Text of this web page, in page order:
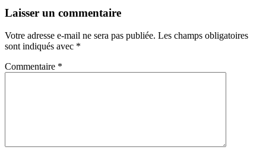
Laisser un commentaire
Votre adresse e-mail ne sera pas publiée. Les champs obligatoires
sont indiqués avec *
Commentaire *